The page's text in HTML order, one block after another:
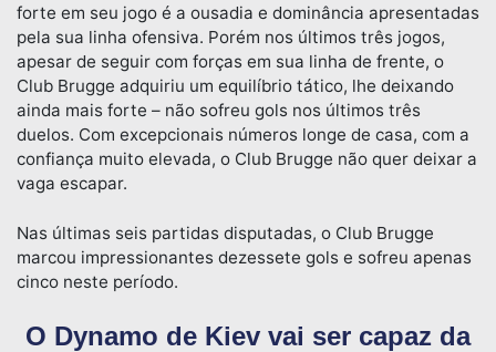
forte em seu jogo é a ousadia e dominância apresentadas
pela sua linha ofensiva. Porém nos últimos três jogos,
apesar de seguir com forças em sua linha de frente, o
Club Brugge adquiriu um equilíbrio tático, lhe deixando
ainda mais forte – não sofreu gols nos últimos três
duelos. Com excepcionais números longe de casa, com a
confiança muito elevada, o Club Brugge não quer deixar a
vaga escapar.
Nas últimas seis partidas disputadas, o Club Brugge
marcou impressionantes dezessete gols e sofreu apenas
cinco neste período.
O Dynamo de Kiev vai ser capaz da